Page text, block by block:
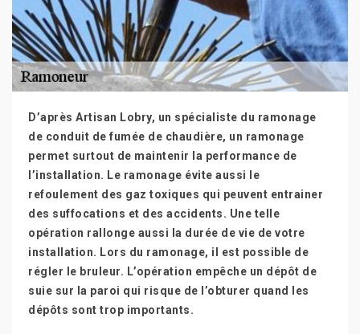
D’après Artisan Lobry, un spécialiste du ramonage
de conduit de fumée de chaudière, un ramonage
permet surtout de maintenir la performance de
l’installation. Le ramonage évite aussi le
refoulement des gaz toxiques qui peuvent entrainer
des suffocations et des accidents. Une telle
opération rallonge aussi la durée de vie de votre
installation. Lors du ramonage, il est possible de
régler le bruleur. L’opération empêche un dépôt de
suie sur la paroi qui risque de l’obturer quand les
dépôts sont trop importants.